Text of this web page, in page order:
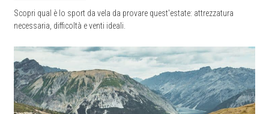
Scopri qual è lo sport da vela da provare quest'estate: attrezzatura
necessaria, difficoltà e venti ideali.